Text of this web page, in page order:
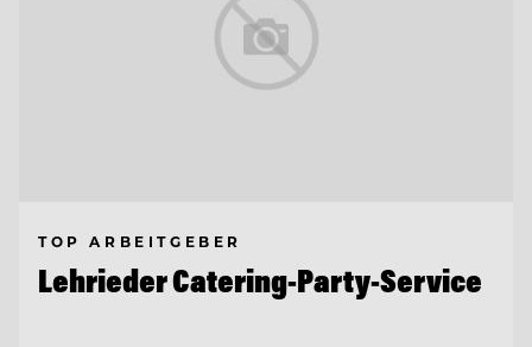
TOP ARBEITGEBER
Lehrieder Catering-Party-Service